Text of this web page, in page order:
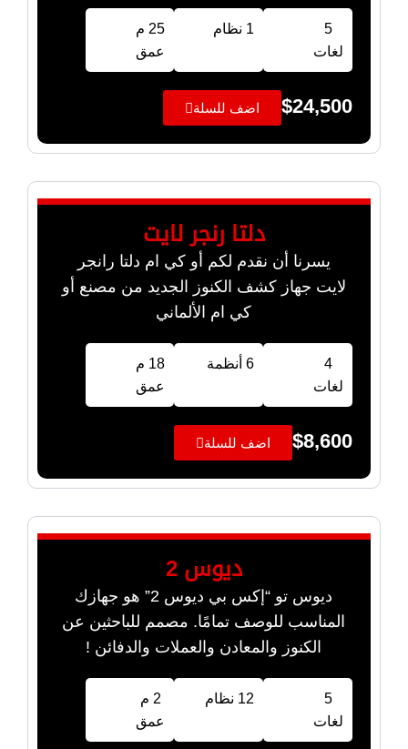
5
لغات
1 نظام
25 م
عمق
$24,500 اضف للسلة
دلتا رنجر لايت
يسرنا أن نقدم لكم أو كي ام دلتا رانجر
لايت جهاز كشف الكنوز الجديد من مصنع أو
كي ام الألماني
4
لغات
6 أنظمة
18 م
عمق
$8,600 اضف للسلة
ديوس 2
ديوس تو “إكس بي ديوس 2” هو جهازك
المناسب للوصف تمامًا. مصمم للباحثين عن
الكنوز والمعادن والعملات والدفائن !
5
لغات
12 نظام
2 م
عمق